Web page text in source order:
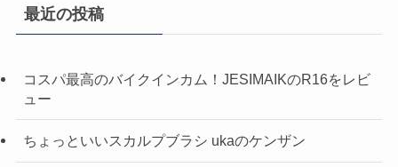
最近の投稿
コスパ最高のバイクインカム！JESIMAIKのR16をレビ
ュー
ちょっといいスカルプブラシ ukaのケンザン